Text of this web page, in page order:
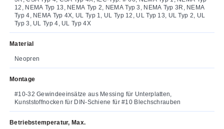
12, NEMA Typ 13, NEMA Typ 2, NEMA Typ 3, NEMA Typ 3R, NEMA
Typ 4, NEMA Typ 4X, UL Typ 1, UL Typ 12, UL Typ 13, UL Typ 2, UL
Typ 3, UL Typ 4, UL Typ 4X
Material
Neopren
Montage
#10-32 Gewindeeinsätze aus Messing für Unterplatten,
Kunststoffnocken für DIN-Schiene für #10 Blechschrauben
Betriebstemperatur, Max.